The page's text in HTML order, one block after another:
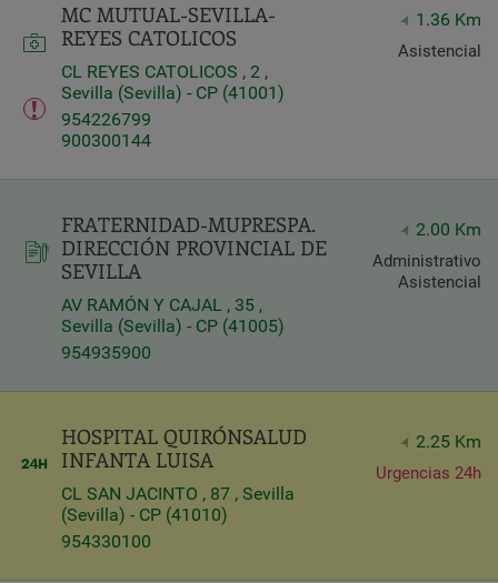
Centros
MC MUTUAL-SEVILLA-
REYES CATOLICOS
CL REYES CATOLICOS , 2 ,
Sevilla (Sevilla) - CP (41001)
954226799
900300144
1.36 Km
Asistencial
FRATERNIDAD-MUPRESPA.
DIRECCIÓN PROVINCIAL DE
SEVILLA
AV RAMÓN Y CAJAL , 35 ,
Sevilla (Sevilla) - CP (41005)
954935900
2.00 Km
Administrativo
Asistencial
HOSPITAL QUIRÓNSALUD
INFANTA LUISA
CL SAN JACINTO , 87 , Sevilla
(Sevilla) - CP (41010)
954330100
2.25 Km
Urgencias 24h